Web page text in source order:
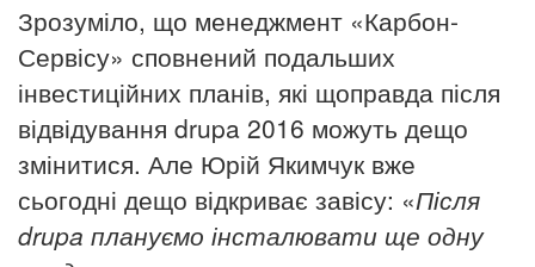
Зрозуміло, що менеджмент «Карбон-
Сервісу» сповнений подальших
інвестиційних планів, які щоправда після
відвідування drupa 2016 можуть дещо
змінитися. Але Юрій Якимчук вже
сьогодні дещо відкриває завісу: «Після
drupa плануємо інсталювати ще одну